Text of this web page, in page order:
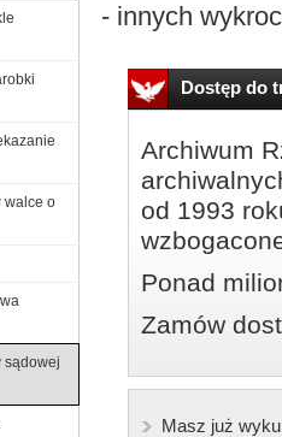
- innych
Dostęp do
Archiwum
od 1993
Ponad
Zamów
Masz już
walce o
sądowej